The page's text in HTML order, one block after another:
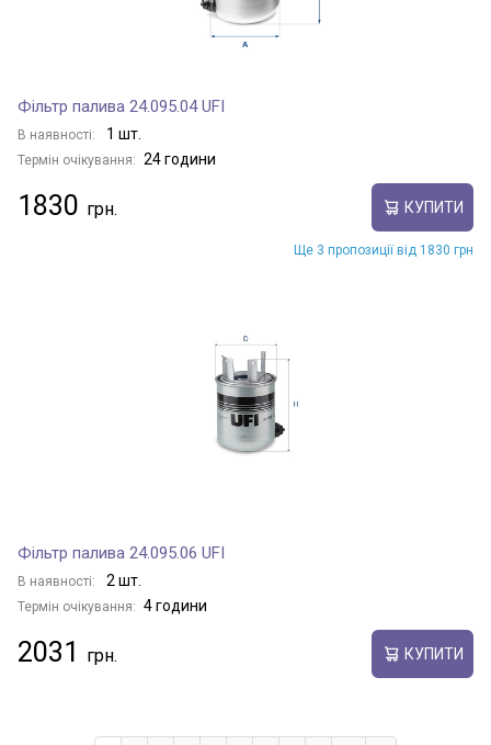
Фільтр палива 24.095.04 UFI
В наявності: 1 шт.
Термін очікування: 24 години
1830 КУПИТИ
Ще 3 пропозиції від 1830 грн
Фільтр палива 24.095.06 UFI
В наявності: 2 шт.
Термін очікування: 4 години
2031 КУПИТИ